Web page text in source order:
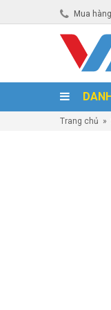
Mua
Trang chủ »